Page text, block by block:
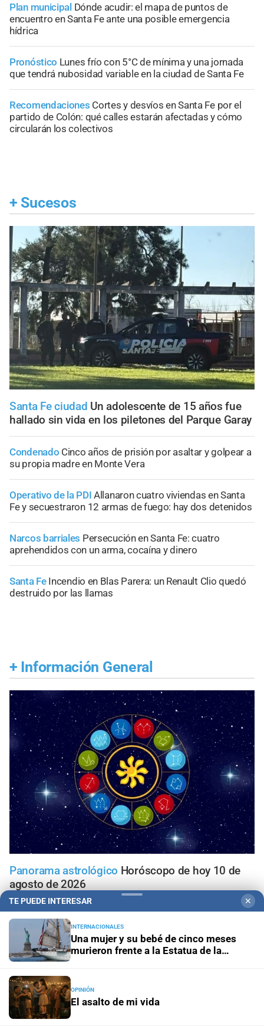
Plan municipal Dónde acudir: el mapa de puntos de
encuentro en Santa Fe ante una posible emergencia
hídrica
Pronóstico Lunes frío con 5°C de mínima y una jornada
que tendrá nubosidad variable en la ciudad de Santa Fe
Recomendaciones Cortes y desvíos en Santa Fe por el
partido de Colón: qué calles estarán afectadas y cómo
circularán los colectivos
+ Sucesos
Santa Fe ciudad Un adolescente de 15 años fue
hallado sin vida en los piletones del Parque Garay
Condenado Cinco años de prisión por asaltar y golpear a
su propia madre en Monte Vera
Operativo de la PDI Allanaron cuatro viviendas en Santa
Fe y secuestraron 12 armas de fuego: hay dos detenidos
Narcos barriales Persecución en Santa Fe: cuatro
aprehendidos con un arma, cocaína y dinero
Santa Fe Incendio en Blas Parera: un Renault Clio quedó
destruido por las llamas
+ Información General
Panorama astrológico Horóscopo de hoy 10 de
agosto de 2026
Horóscopo del día
agosto de 2026
Horóscopo del día
Horóscopo del díaHoróscopo de hoy para Capricornio:
10 de agosto de 2026
TE PUEDE INTERESAR ✕
INTERNACIONALES
Una mujer y su bebé de cinco meses
murieron frente a la Estatua de la
OPINIÓN
El asalto de mi vida